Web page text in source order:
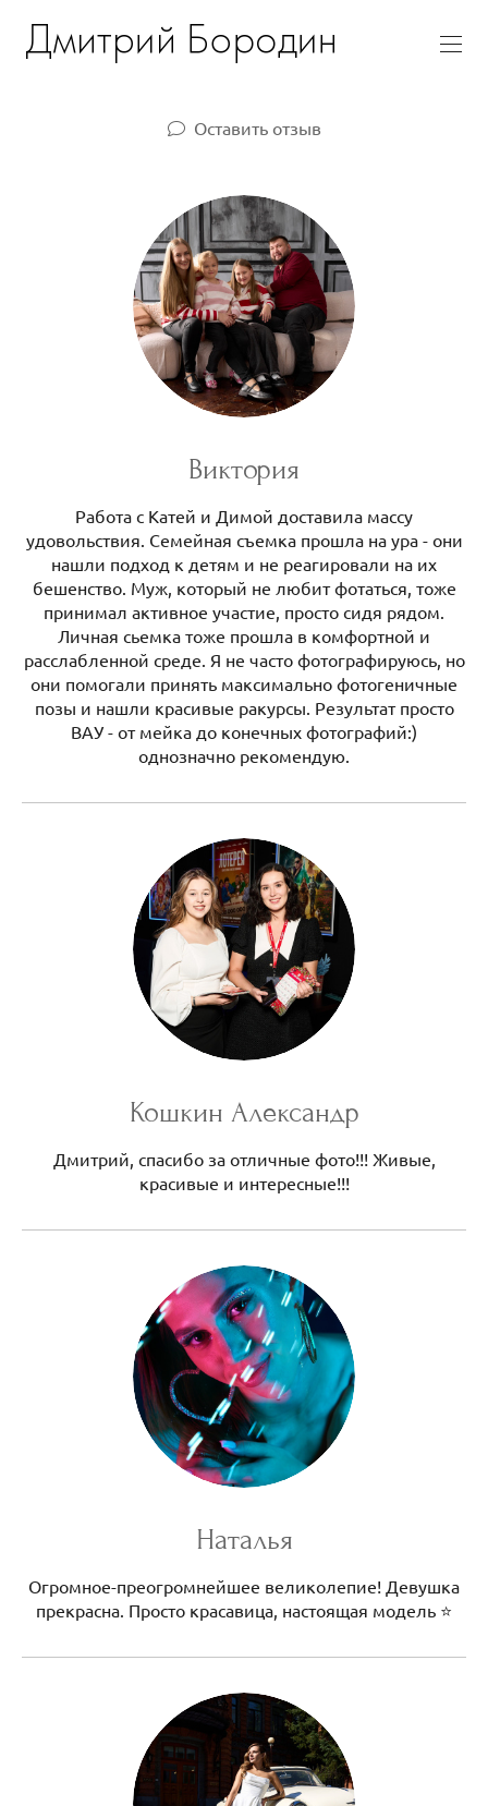
Оставить отзыв
Виктория
Работа с Катей и Димой доставила массу
удовольствия. Семейная съемка прошла на ура - они
нашли подход к детям и не реагировали на их
бешенство. Муж, который не любит фотаться, тоже
принимал активное участие, просто сидя рядом.
Личная сьемка тоже прошла в комфортной и
расслабленной среде. Я не часто фотографируюсь, но
они помогали принять максимально фотогеничные
позы и нашли красивые ракурсы. Результат просто
ВАУ - от мейка до конечных фотографий:)
однозначно рекомендую.
Кошкин Александр
Дмитрий, спасибо за отличные фото!!! Живые,
красивые и интересные!!!
Наталья
Огромное-преогромнейшее великолепие! Девушка
прекрасна. Просто красавица, настоящая модель ⭐